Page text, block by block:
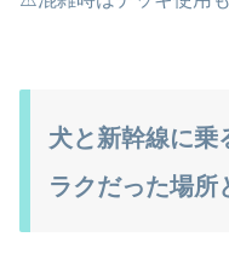
犬と新幹線に乗
ラクだった場所